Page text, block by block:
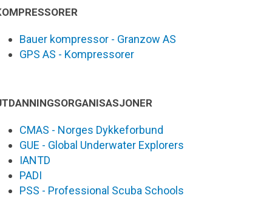
Bauer kompressor - Granzow AS
GPS AS - Kompressorer
CMAS - Norges Dykkeforbund
GUE - Global Underwater Explorers
IANTD
PADI
PSS - Professional Scuba Schools